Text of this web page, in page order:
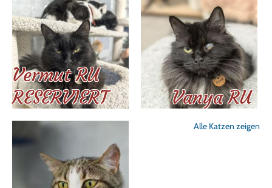
Vermut RU
RESERVIERT
Vanya RU
Alle Katzen zeigen